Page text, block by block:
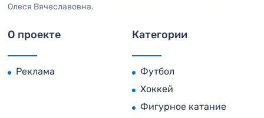
Олеся Вячеславовна.
О проекте
Реклама
Категории
Футбол
Хоккей
Фигурное катание